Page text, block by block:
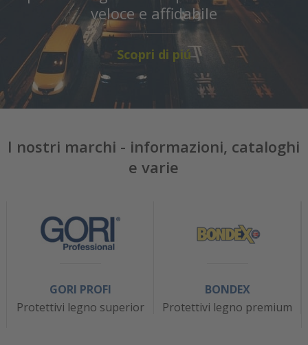
veloce e affidabile
Scopri di piú
I nostri marchi - informazioni, cataloghi
e varie
GORI PROFI
Protettivi legno superior
BONDEX
Protettivi legno premium